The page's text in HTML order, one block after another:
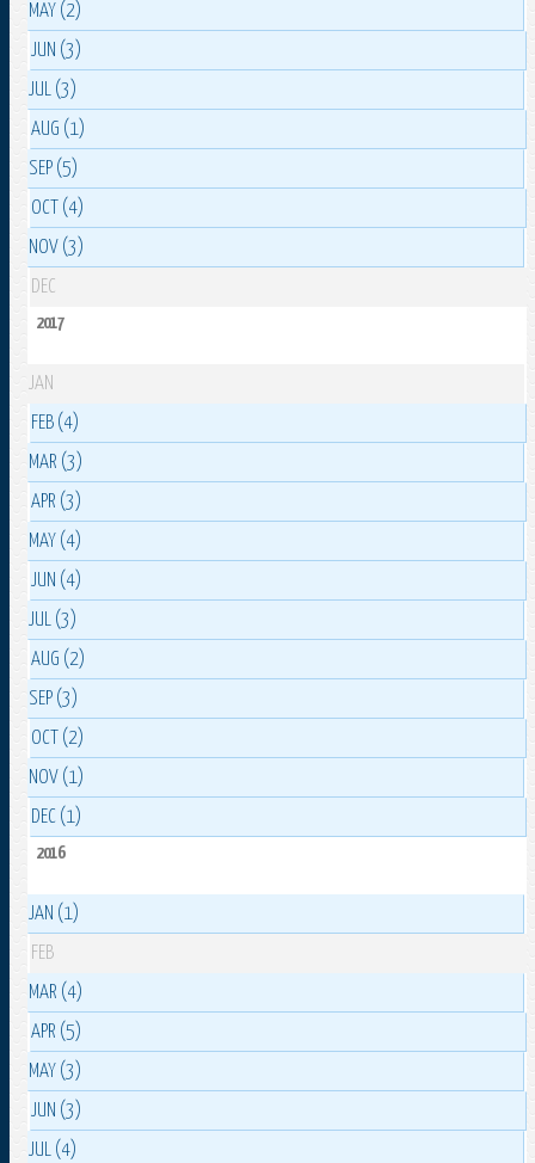
MAY (2)
JUN (3)
JUL (3)
AUG (1)
SEP (5)
OCT (4)
NOV (3)
DEC
2017
JAN
FEB (4)
MAR (3)
APR (3)
MAY (4)
JUN (4)
JUL (3)
AUG (2)
SEP (3)
OCT (2)
NOV (1)
DEC (1)
2016
JAN (1)
FEB
MAR (4)
APR (5)
MAY (3)
JUN (3)
JUL (4)